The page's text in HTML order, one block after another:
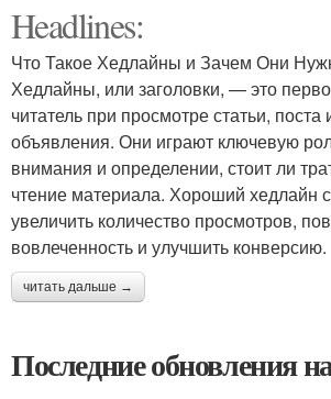
Headlines:
Что Такое Хедлайны и Зачем Они
Хедлайны, или заголовки, — это
читатель при просмотре статьи,
объявления. Они играют ключевую
внимания и определении, стоит ли
чтение материала. Хороший хедлайн
увеличить количество просмотров,
вовлеченность и улучшить конверсию.
читать дальше →
Последние обновления